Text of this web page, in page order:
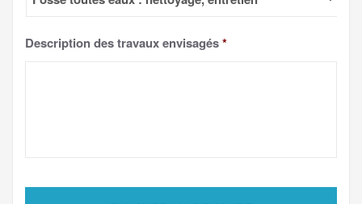
Description des travaux envisagés*